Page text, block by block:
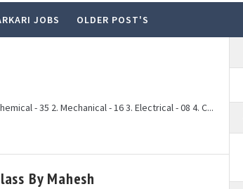
JOBS OLDER POST'S
- 35 2. Mechanical - 16 3. Electrical - 08 4. C...
By Mahesh